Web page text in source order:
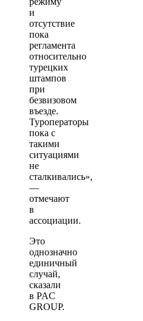
и
отсутствие
пока
регламента
относительно
турецких
штампов
при
безвизовом
въезде.
Туроператоры
пока с
такими
ситуациями
не
сталкивались»,
—
отмечают
в
ассоциации.
Это
однозначно
единичный
случай,
сказали
в PAC
GROUP.